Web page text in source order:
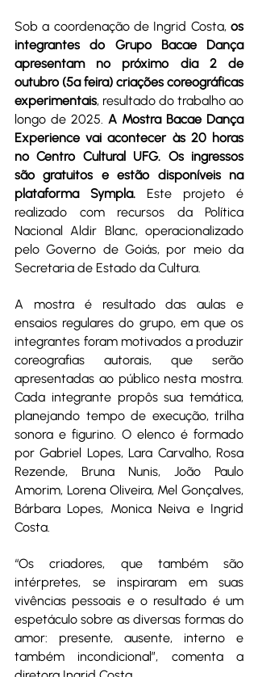
Sob a coordenação de Ingrid Costa, os
integrantes do Grupo Bacae Dança
apresentam no próximo dia 2 de
outubro (5ª feira) criações coreográficas
experimentais, resultado do trabalho ao
longo de 2025. A Mostra Bacae Dança
Experience vai acontecer às 20 horas
no Centro Cultural UFG. Os ingressos
são gratuitos e estão disponíveis na
plataforma Sympla. Este projeto é
realizado com recursos da Política
Nacional Aldir Blanc, operacionalizado
pelo Governo de Goiás, por meio da
Secretaria de Estado da Cultura.
A mostra é resultado das aulas e
ensaios regulares do grupo, em que os
integrantes foram motivados a produzir
coreografias autorais, que serão
apresentadas ao público nesta mostra.
Cada integrante propôs sua temática,
planejando tempo de execução, trilha
sonora e figurino. O elenco é formado
por Gabriel Lopes, Lara Carvalho, Rosa
Rezende, Bruna Nunis, João Paulo
Amorim, Lorena Oliveira, Mel Gonçalves,
Bárbara Lopes, Monica Neiva e Ingrid
Costa.
“Os criadores, que também são
intérpretes, se inspiraram em suas
vivências pessoais e o resultado é um
espetáculo sobre as diversas formas do
amor: presente, ausente, interno e
também incondicional”, comenta a